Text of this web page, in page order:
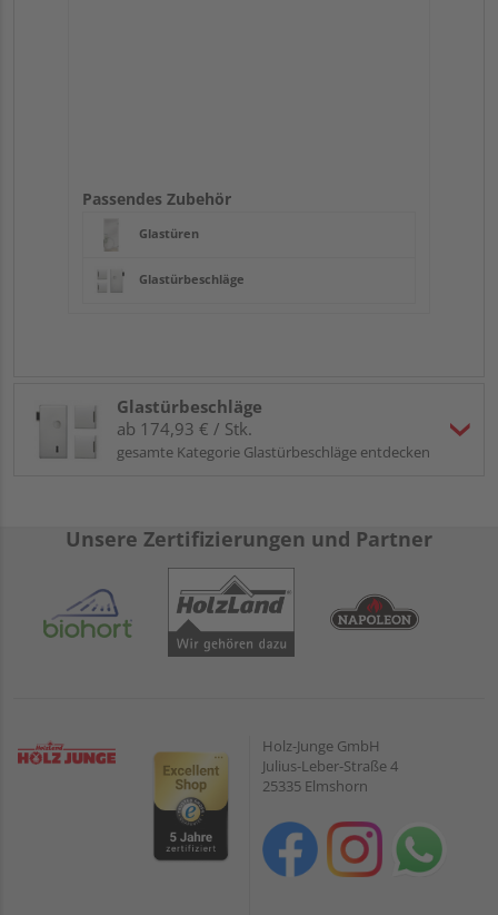
Passendes Zubehör
Glastüren
Glastürbeschläge
Glastürbeschläge
ab 174,93 € / Stk.
gesamte Kategorie Glastürbeschläge entdecken
Unsere Zertifizierungen und Partner
Holz-Junge GmbH
Julius-Leber-Straße 4
25335 Elmshorn